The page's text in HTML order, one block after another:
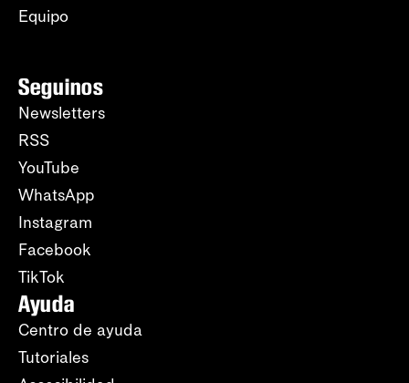
Equipo
Seguinos
Newsletters
RSS
YouTube
WhatsApp
Instagram
Facebook
TikTok
Ayuda
Centro de ayuda
Tutoriales